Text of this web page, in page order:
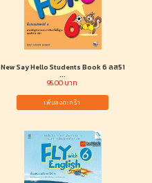
New Say Hello Students Book 6 ลส51
...
95.00 บาท
เพิ่มลงตะกร้า